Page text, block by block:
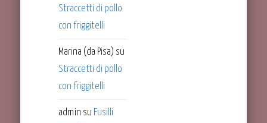
Straccetti di pollo
con friggitelli
Marina (da Pisa) su
Straccetti di pollo
con friggitelli
admin su Fusilli